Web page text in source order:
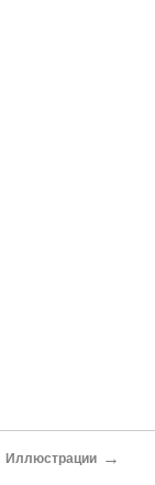
Иллюстрации →